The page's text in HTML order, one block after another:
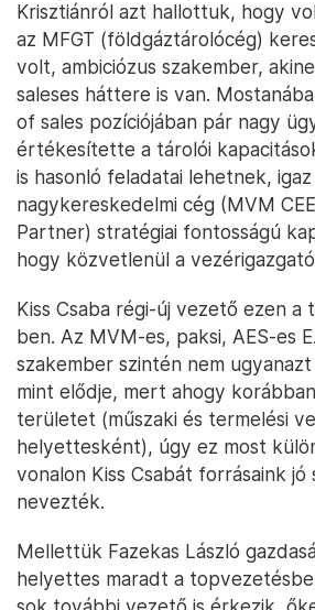
Krisztiánról azt hallottuk, hogy
az MFGT (földgáztárolócég)
volt, ambiciózus szakember,
saleses háttere is van.
of sales pozíciójában pár nagy
értékesítette a tárolói
is hasonló feladatai lehetnek,
nagykereskedelmi cég (MVM
Partner) stratégiai fontosságú
hogy közvetlenül a
Kiss Csaba régi-új vezető ezen
ben. Az MVM-es, paksi, AES-es
szakember szintén nem
mint elődje, mert ahogy
területet (műszaki és termelési
helyettesként), úgy ez most
vonalon Kiss Csabát forrásaink jó
nevezték.
Mellettük Fazekas László
helyettes maradt a